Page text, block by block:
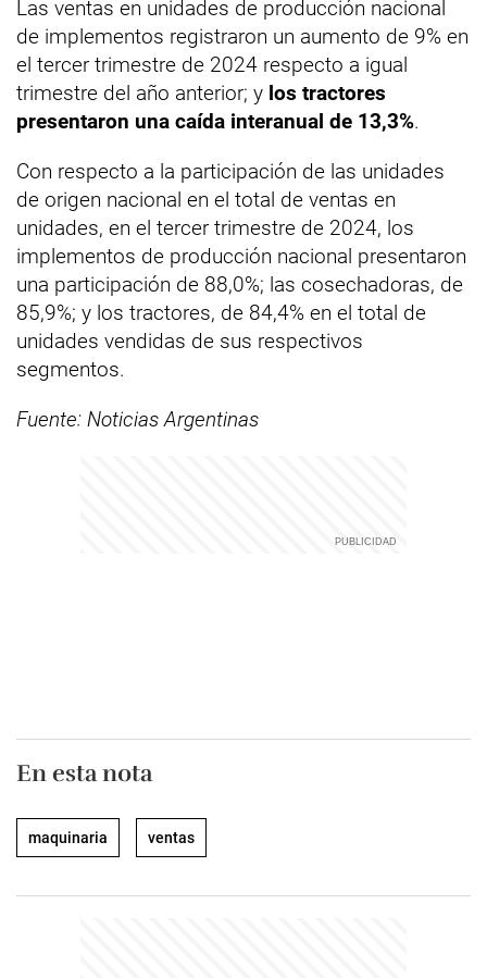
Las ventas en unidades de producción nacional
de implementos registraron un aumento de 9% en
el tercer trimestre de 2024 respecto a igual
trimestre del año anterior; y los tractores
presentaron una caída interanual de 13,3%.
Con respecto a la participación de las unidades
de origen nacional en el total de ventas en
unidades, en el tercer trimestre de 2024, los
implementos de producción nacional presentaron
una participación de 88,0%; las cosechadoras, de
85,9%; y los tractores, de 84,4% en el total de
unidades vendidas de sus respectivos
segmentos.
Fuente: Noticias Argentinas
En esta nota
maquinaria ventas